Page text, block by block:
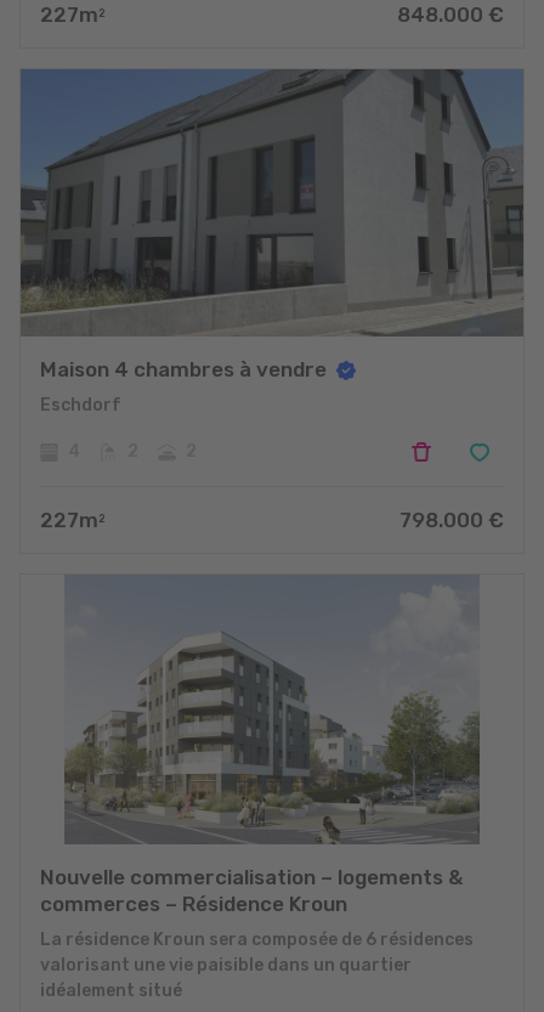
227m 2 848.000 €
Maison 4 chambres à vendre
Eschdorf
227m 2 798.000 €
Nouvelle commercialisation – logements &
commerces – Résidence Kroun
La résidence Kroun sera composée de 6 résidences
valorisant une vie paisible dans un quartier
idéalement situé